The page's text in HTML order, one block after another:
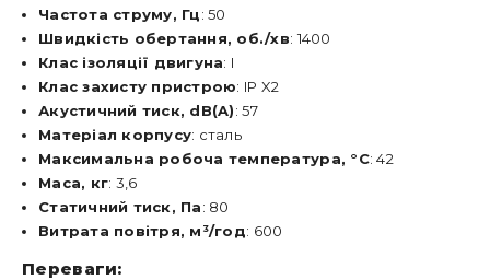
Частота струму, Гц: 50
Швидкість обертання, об./хв: 1400
Клас ізоляції двигуна: I
Клас захисту пристрою: IP X2
Акустичний тиск, dB(A): 57
Матеріал корпусу: сталь
Максимальна робоча температура, °С: 42
Маса, кг: 3,6
Статичний тиск, Па: 80
Витрата повітря, м³/год: 600
Переваги: